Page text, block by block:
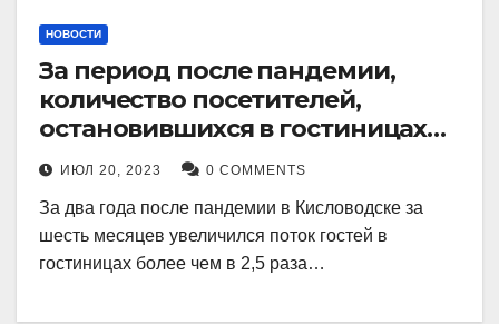
НОВОСТИ
За период после пандемии,
количество посетителей,
остановившихся в гостиницах
Кисловодска, выросло в 2,5 раза.
ИЮЛ 20, 2023 0 COMMENTS
За два года после пандемии в Кисловодске за
шесть месяцев увеличился поток гостей в
гостиницах более чем в 2,5 раза…